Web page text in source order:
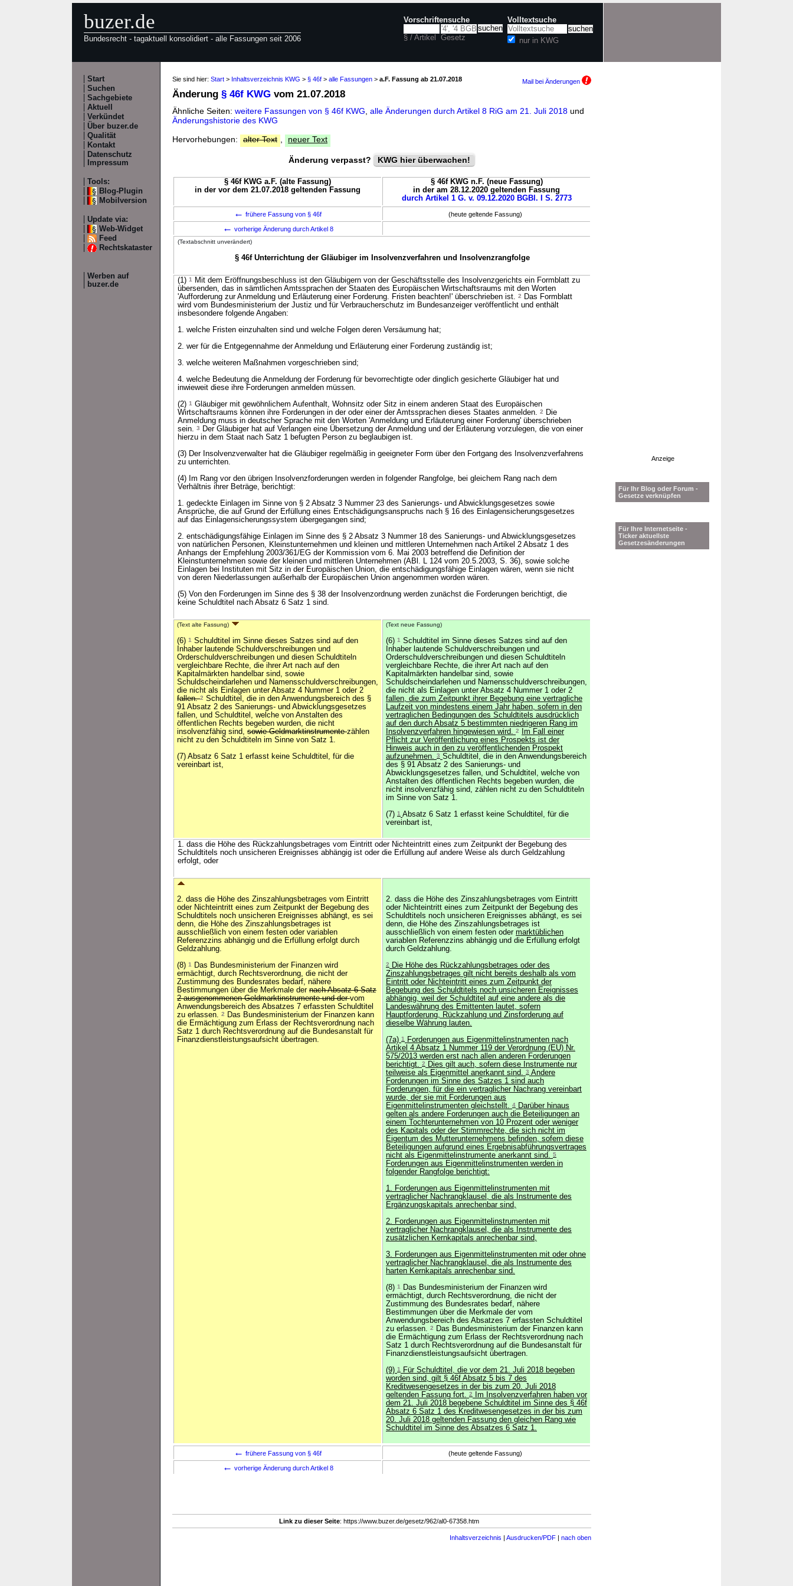
buzer.de
Bundesrecht - tagaktuell konsolidiert - alle Fassungen seit 2006
Vorschriftensuche
§ / Artikel Gesetz
Volltextsuche
nur in KWG
Start
Suchen
Sachgebiete
Aktuell
Verkündet
Über buzer.de
Qualität
Kontakt
Datenschutz
Impressum
Tools:
Blog-Plugin
Mobilversion
Update via:
Web-Widget
Feed
Rechtskataster
Werben auf
buzer.de
Sie sind hier: Start > Inhaltsverzeichnis KWG > § 46f > alle Fassungen > a.F. Fassung ab 21.07.2018 Mail bei Änderungen
Änderung § 46f KWG vom 21.07.2018
Ähnliche Seiten: weitere Fassungen von § 46f KWG alle Änderungen durch Artikel 8 RiG am 21. Juli 2018 und
Änderungshistorie des KWG
Hervorhebungen:
alter Text neuer Text
Änderung verpasst? KWG hier überwachen!
§ 46f KWG a.F. (alte Fassung)
in der vor dem 21.07.2018 geltenden Fassung
§ 46f KWG n.F. (neue Fassung)
in der am 28.12.2020 geltenden Fassung
durch Artikel 1 G. v. 09.12.2020 BGBl. I S. 2773
← frühere Fassung von § 46f (heute geltende Fassung)
← vorherige Änderung durch Artikel 8
(Textabschnitt unverändert)
§ 46f Unterrichtung der Gläubiger im Insolvenzverfahren und Insolvenzrangfolge
(1) 1
Mit dem Eröffnungsbeschluss ist den Gläubigern von der Geschäftsstelle des Insolvenzgerichts ein Formblatt zu
übersenden, das in sämtlichen Amtssprachen der Staaten des Europäischen Wirtschaftsraums mit den Worten
'Aufforderung zur Anmeldung und Erläuterung einer Forderung. Fristen beachten!' überschrieben ist. 2
Das Formblatt
wird vom Bundesministerium der Justiz und für Verbraucherschutz im Bundesanzeiger veröffentlicht und enthält
insbesondere folgende Angaben:
1. welche Fristen einzuhalten sind und welche Folgen deren Versäumung hat;
2. wer für die Entgegennahme der Anmeldung und Erläuterung einer Forderung zuständig ist;
3. welche weiteren Maßnahmen vorgeschrieben sind;
4. welche Bedeutung die Anmeldung der Forderung für bevorrechtigte oder dinglich gesicherte Gläubiger hat und
inwieweit diese ihre Forderungen anmelden müssen.
(2) 1 Gläubiger mit gewöhnlichem Aufenthalt, Wohnsitz oder Sitz in einem anderen Staat des Europäischen
Wirtschaftsraums können ihre Forderungen in der oder einer der Amtssprachen dieses Staates anmelden. 2
Die
Anmeldung muss in deutscher Sprache mit den Worten 'Anmeldung und Erläuterung einer Forderung' überschrieben
sein. 3
Der Gläubiger hat auf Verlangen eine Übersetzung der Anmeldung und der Erläuterung vorzulegen, die von einer
hierzu in dem Staat nach Satz 1 befugten Person zu beglaubigen ist.
(3) Der Insolvenzverwalter hat die Gläubiger regelmäßig in geeigneter Form über den Fortgang des Insolvenzverfahrens
zu unterrichten.
(4) Im Rang vor den übrigen Insolvenzforderungen werden in folgender Rangfolge, bei gleichem Rang nach dem
Verhältnis ihrer Beträge, berichtigt:
1. gedeckte Einlagen im Sinne von § 2 Absatz 3 Nummer 23 des Sanierungs- und Abwicklungsgesetzes sowie
Ansprüche, die auf Grund der Erfüllung eines Entschädigungsanspruchs nach § 16 des Einlagensicherungsgesetzes
auf das Einlagensicherungssystem übergegangen sind;
2. entschädigungsfähige Einlagen im Sinne des § 2 Absatz 3 Nummer 18 des Sanierungs- und Abwicklungsgesetzes
von natürlichen Personen, Kleinstunternehmen und kleinen und mittleren Unternehmen nach Artikel 2 Absatz 1 des
Anhangs der Empfehlung 2003/361/EG der Kommission vom 6. Mai 2003 betreffend die Definition der
Kleinstunternehmen sowie der kleinen und mittleren Unternehmen (ABl. L 124 vom 20.5.2003, S. 36), sowie solche
Einlagen bei Instituten mit Sitz in der Europäischen Union, die entschädigungsfähige Einlagen wären, wenn sie nicht
von deren Niederlassungen außerhalb der Europäischen Union angenommen worden wären.
(5) Von den Forderungen im Sinne des § 38 der Insolvenzordnung werden zunächst die Forderungen berichtigt, die
keine Schuldtitel nach Absatz 6 Satz 1 sind.
(Text alte Fassung)
(6) 1 Schuldtitel im Sinne dieses Satzes sind auf den
Inhaber lautende Schuldverschreibungen und
Orderschuldverschreibungen und diesen Schuldtiteln
vergleichbare Rechte, die ihrer Art nach auf den
Kapitalmärkten handelbar sind, sowie
Schuldscheindarlehen und Namensschuldverschreibungen,
die nicht als Einlagen unter Absatz 4 Nummer 1 oder 2
fallen.2 Schuldtitel, die in den Anwendungsbereich des §
91 Absatz 2 des Sanierungs- und Abwicklungsgesetzes
fallen, und Schuldtitel, welche von Anstalten des
öffentlichen Rechts begeben wurden, die nicht
insolvenzfähig sind, sowie Geldmarktinstrumentezählen
nicht zu den Schuldtiteln im Sinne von Satz 1.
(7) Absatz 6 Satz 1 erfasst keine Schuldtitel, für die
vereinbart ist,
(Text neue Fassung)
(6) 1 Schuldtitel im Sinne dieses Satzes sind auf den
Inhaber lautende Schuldverschreibungen und
Orderschuldverschreibungen und diesen Schuldtiteln
vergleichbare Rechte, die ihrer Art nach auf den
Kapitalmärkten handelbar sind, sowie
Schuldscheindarlehen und Namensschuldverschreibungen,
die nicht als Einlagen unter Absatz 4 Nummer 1 oder 2
fallen, die zum Zeitpunkt ihrer Begebung eine vertragliche
Laufzeit von mindestens einem Jahr haben, sofern in den
vertraglichen Bedingungen des Schuldtitels ausdrücklich
auf den durch Absatz 5 bestimmten niedrigeren Rang im
Insolvenzverfahren hingewiesen wird. 2
Im Fall einer
Pflicht zur Veröffentlichung eines Prospekts ist der
Hinweis auch in den zu veröffentlichenden Prospekt
aufzunehmen. 3 Schuldtitel, die in den Anwendungsbereich
des § 91 Absatz 2 des Sanierungs- und
Abwicklungsgesetzes fallen, und Schuldtitel, welche von
Anstalten des öffentlichen Rechts begeben wurden, die
nicht insolvenzfähig sind, zählen nicht zu den Schuldtiteln
im Sinne von Satz 1.
(7) 1 Absatz 6 Satz 1 erfasst keine Schuldtitel, für die
vereinbart ist,
1. dass die Höhe des Rückzahlungsbetrages vom Eintritt oder Nichteintritt eines zum Zeitpunkt der Begebung des
Schuldtitels noch unsicheren Ereignisses abhängig ist oder die Erfüllung auf andere Weise als durch Geldzahlung
erfolgt, oder
2. dass die Höhe des Zinszahlungsbetrages vom Eintritt
oder Nichteintritt eines zum Zeitpunkt der Begebung des
Schuldtitels noch unsicheren Ereignisses abhängt, es sei
denn, die Höhe des Zinszahlungsbetrages ist
ausschließlich von einem festen oder variablen
Referenzzins abhängig und die Erfüllung erfolgt durch
Geldzahlung.
(8) 1
Das Bundesministerium der Finanzen wird
ermächtigt, durch Rechtsverordnung, die nicht der
Zustimmung des Bundesrates bedarf, nähere
Bestimmungen über die Merkmale der nach Absatz 6 Satz
2 ausgenommenen Geldmarktinstrumente und dervom
Anwendungsbereich des Absatzes 7 erfassten Schuldtitel
zu erlassen. 2
Das Bundesministerium der Finanzen kann
die Ermächtigung zum Erlass der Rechtsverordnung nach
Satz 1 durch Rechtsverordnung auf die Bundesanstalt für
Finanzdienstleistungsaufsicht übertragen.
2. dass die Höhe des Zinszahlungsbetrages vom Eintritt
oder Nichteintritt eines zum Zeitpunkt der Begebung des
Schuldtitels noch unsicheren Ereignisses abhängt, es sei
denn, die Höhe des Zinszahlungsbetrages ist
ausschließlich von einem festen oder marktüblichen
variablen Referenzzins abhängig und die Erfüllung erfolgt
durch Geldzahlung.
2
Die Höhe des Rückzahlungsbetrages oder des
Zinszahlungsbetrages gilt nicht bereits deshalb als vom
Eintritt oder Nichteintritt eines zum Zeitpunkt der
Begebung des Schuldtitels noch unsicheren Ereignisses
abhängig, weil der Schuldtitel auf eine andere als die
Landeswährung des Emittenten lautet, sofern
Hauptforderung, Rückzahlung und Zinsforderung auf
dieselbe Währung lauten.
(7a) 1
Forderungen aus Eigenmittelinstrumenten nach
Artikel 4 Absatz 1 Nummer 119 der Verordnung (EU) Nr.
575/2013 werden erst nach allen anderen Forderungen
berichtigt. 2
Dies gilt auch, sofern diese Instrumente nur
teilweise als Eigenmittel anerkannt sind. 3 Andere
Forderungen im Sinne des Satzes 1 sind auch
Forderungen, für die ein vertraglicher Nachrang vereinbart
wurde, der sie mit Forderungen aus
Eigenmittelinstrumenten gleichstellt. 4 Darüber hinaus
gelten als andere Forderungen auch die Beteiligungen an
einem Tochterunternehmen von 10 Prozent oder weniger
des Kapitals oder der Stimmrechte, die sich nicht im
Eigentum des Mutterunternehmens befinden, sofern diese
Beteiligungen aufgrund eines Ergebnisabführungsvertrages
nicht als Eigenmittelinstrumente anerkannt sind. 5
Forderungen aus Eigenmittelinstrumenten werden in
folgender Rangfolge berichtigt:
1. Forderungen aus Eigenmittelinstrumenten mit
vertraglicher Nachrangklausel, die als Instrumente des
Ergänzungskapitals anrechenbar sind,
2. Forderungen aus Eigenmittelinstrumenten mit
vertraglicher Nachrangklausel, die als Instrumente des
zusätzlichen Kernkapitals anrechenbar sind,
3. Forderungen aus Eigenmittelinstrumenten mit oder ohne
vertraglicher Nachrangklausel, die als Instrumente des
harten Kernkapitals anrechenbar sind.
(8) 1
Das Bundesministerium der Finanzen wird
ermächtigt, durch Rechtsverordnung, die nicht der
Zustimmung des Bundesrates bedarf, nähere
Bestimmungen über die Merkmale der vom
Anwendungsbereich des Absatzes 7 erfassten Schuldtitel
zu erlassen. 2
Das Bundesministerium der Finanzen kann
die Ermächtigung zum Erlass der Rechtsverordnung nach
Satz 1 durch Rechtsverordnung auf die Bundesanstalt für
Finanzdienstleistungsaufsicht übertragen.
(9) 1
Für Schuldtitel, die vor dem 21. Juli 2018 begeben
worden sind, gilt § 46f Absatz 5 bis 7 des
Kreditwesengesetzes in der bis zum 20. Juli 2018
geltenden Fassung fort. 2
Im Insolvenzverfahren haben vor
dem 21. Juli 2018 begebene Schuldtitel im Sinne des § 46f
Absatz 6 Satz 1 des Kreditwesengesetzes in der bis zum
20. Juli 2018 geltenden Fassung den gleichen Rang wie
Schuldtitel im Sinne des Absatzes 6 Satz 1.
← frühere Fassung von § 46f (heute geltende Fassung)
← vorherige Änderung durch Artikel 8
Link zu dieser Seite: https://www.buzer.de/gesetz/962/al0-67358.htm
Inhaltsverzeichnis | Ausdrucken/PDF | nach oben
Anzeige
Für Ihr Blog oder Forum -
Gesetze verknüpfen
Für Ihre Internetseite -
Ticker aktuellste
Gesetzesänderungen